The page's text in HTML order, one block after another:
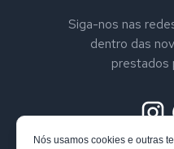
Siga-nos nas
dentro das
prestados
Nós usamos cookies e outras